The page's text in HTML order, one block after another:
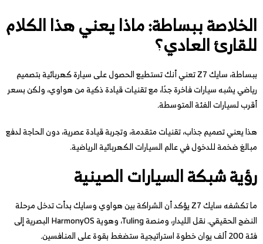
الخلاصة ببساطة: ماذا يعني هذا الكلام
للقارئ العادي؟
ببساطة، سايك Z7 تعني أنك تستطيع الحصول على سيارة كهربائية بتصميم
رياضي يشبه سيارات فاخرة جدًا، مع تقنيات قيادة ذكية من هواوي، ولكن بسعر
أقرب لسيارات الفئة المتوسطة.
هذا يعني تصميم جذاب، تقنيات متقدمة، وتجربة قيادة عصرية، دون الحاجة لدفع
مبالغ ضخمة للدخول في عالم السيارات الكهربائية الرياضية.
رؤية شبكة السيارات الصينية
ما تكشفه سايك Z7 يؤكد أن الشراكة بين هواوي وسايك بدأت تدخل مرحلة
النضج الحقيقي. نقل الليدار، ومنصة Tuling، وهوية HarmonyOS البصرية إلى
فئة 200 ألف يوان خطوة استراتيجية ستضغط بقوة على المنافسين.